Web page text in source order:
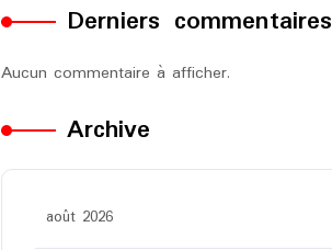
Derniers commentaires
Aucun commentaire à afficher.
Archive
août 2026